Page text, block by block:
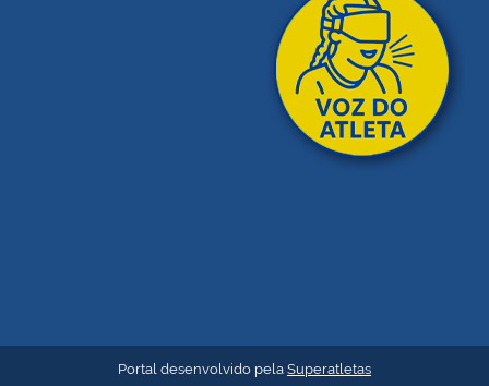
Portal desenvolvido pela Superatletas